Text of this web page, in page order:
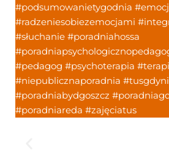
#podsumowanietygodnia
#radzeniesobiezemocjami
#słuchanie #poradniahossa
#pedagog #psychoterapia
#niepublicznaporadnia
#poradniabydgoszcz
#poradniareda #zajęciatus